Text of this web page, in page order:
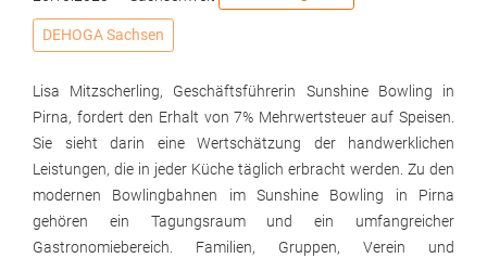
DEHOGA Sachsen
Lisa Mitzscherling, Geschäftsführerin Sunshine Bowling in
Pirna, fordert den Erhalt von 7% Mehrwertsteuer auf Speisen.
Sie sieht darin eine Wertschätzung der handwerklichen
Leistungen, die in jeder Küche täglich erbracht werden. Zu den
modernen Bowlingbahnen im Sunshine Bowling in Pirna
gehören ein Tagungsraum und ein umfangreicher
Gastronomiebereich. Familien, Gruppen, Verein und